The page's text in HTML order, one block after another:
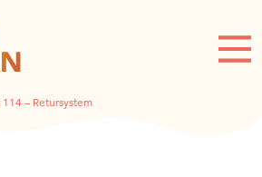
114 – Retursystem